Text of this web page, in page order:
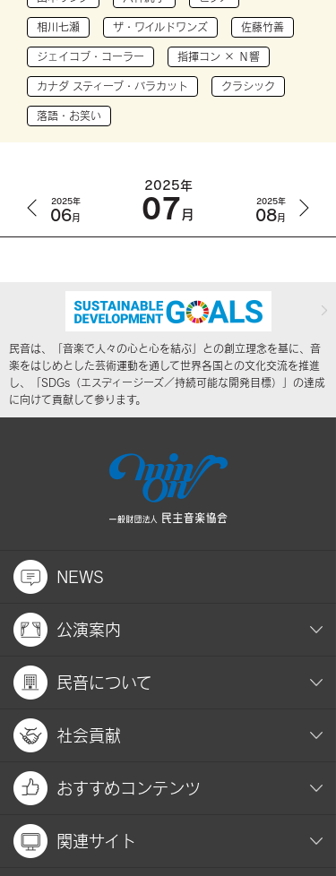
相川七瀬 ザ・ワイルドワンズ 佐藤竹善
ジェイコブ・コーラー 指揮コン × Ｎ響
カナダ スティーブ・バラカット クラシック
落語・お笑い
2025年
06月
2025年
07月
2025年
08月
民音は、「音楽で人々の心と心を結ぶ」との創立理念を基に、音
楽をはじめとした芸術運動を通して世界各国との文化交流を推進
し、「SDGs（エスディージーズ／持続可能な開発目標）」の達成
に向けて貢献して参ります。
NEWS
公演案内
民音について
社会貢献
おすすめコンテンツ
関連サイト